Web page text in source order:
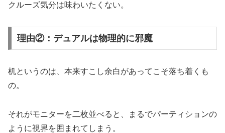
クルーズ気分は味わいたくない。
理由②：デュアルは物理的に邪魔
机というのは、本来すこし余白があってこそ落ち着くも
の。
それがモニターを二枚並べると、まるでパーティションの
ように視界を囲まれてしまう。